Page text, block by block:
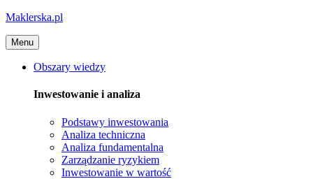
Maklerska.pl
Menu
Obszary wiedzy
Inwestowanie i analiza
Podstawy inwestowania
Analiza techniczna
Analiza fundamentalna
Zarządzanie ryzykiem
Inwestowanie w wartość